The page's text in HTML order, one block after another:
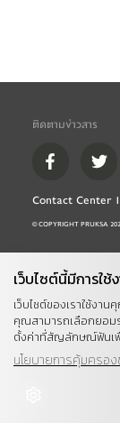
© COPYRIGHT PRUKSA
ติดตามข่าวสาร
Contact Center
เว็บไซต์นี้มีการใช้
เว็บไซต์ของเราใช้งา
คุณสามารถเลือกยอมรั
ตั้งค่าที่สัญลักษณ์ฟันเ
นโยบายการคุ้มครอ